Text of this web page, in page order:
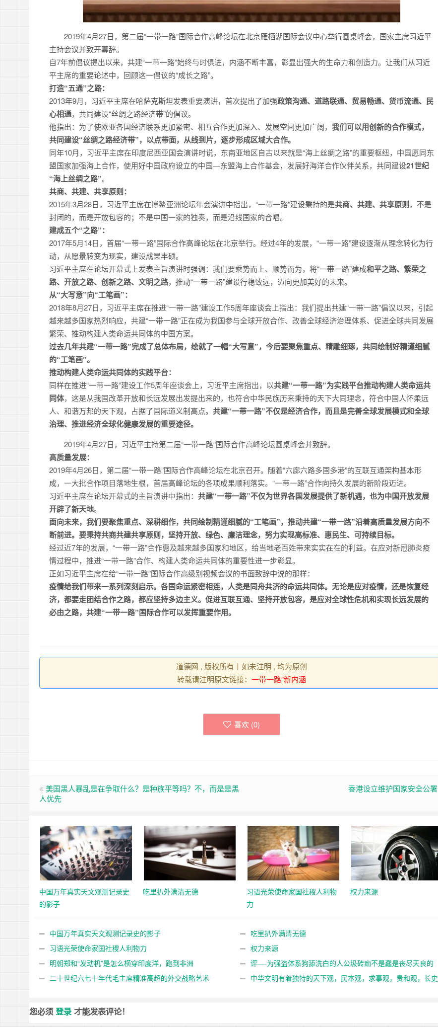
2019年4月27日，第二届“一带一路”国际合作高峰论坛在北京雁栖湖国际会议中心举行圆桌峰会，国家主席习近平
主持会议并致开幕辞。
自7年前倡议提出以来，共建“一带一路”始终与时俱进，内涵不断丰富，彰显出强大的生命力和创造力。让我们从习近
平主席的重要论述中，回顾这一倡议的“成长之路”。
打造“五通”之路：
2013年9月，习近平主席在哈萨克斯坦发表重要演讲，首次提出了加强政策沟通、道路联通、贸易畅通、货币流通、民
心相通，共同建设“丝绸之路经济带”的倡议。
他指出：为了使欧亚各国经济联系更加紧密、相互合作更加深入、发展空间更加广阔， 我们可以用创新的合作模式，
共同建设“丝绸之路经济带”，以点带面，从线到片，逐步形成区域大合作。
同年10月，习近平主席在印度尼西亚国会演讲时说，东南亚地区自古以来就是“海上丝绸之路”的重要枢纽，中国愿同东
盟国家加强海上合作，使用好中国政府设立的中国—东盟海上合作基金，发展好海洋合作伙伴关系，共同建设21世纪
“海上丝绸之路”。
共商、共建、共享原则：
2015年3月28日，习近平主席在博鳌亚洲论坛年会演讲中指出，“一带一路”建设秉持的是共商、共建、共享原则，不是
封闭的，而是开放包容的；不是中国一家的独奏，而是沿线国家的合唱。
建成五个“之路”：
2017年5月14日，首届“一带一路”国际合作高峰论坛在北京举行。经过4年的发展，“一带一路”建设逐渐从理念转化为行
动，从愿景转变为现实，建设成果丰硕。
习近平主席在论坛开幕式上发表主旨演讲时强调：我们要乘势而上、顺势而为，将“一带一路”建成和平之路、繁荣之
路、开放之路、创新之路、文明之路，推动“一带一路”建设行稳致远，迈向更加美好的未来。
从“大写意”向“工笔画”：
2018年8月27日，习近平主席在推进“一带一路”建设工作5周年座谈会上指出：我们提出共建“一带一路”倡议以来，引起
越来越多国家热烈响应，共建“一带一路”正在成为我国参与全球开放合作、改善全球经济治理体系、促进全球共同发展
繁荣、推动构建人类命运共同体的中国方案。
过去几年共建“一带一路”完成了总体布局，绘就了一幅“大写意”，今后要聚焦重点、精雕细琢，共同绘制好精谨细腻
的“工笔画”。
推动构建人类命运共同体的实践平台：
同样在推进“一带一路”建设工作5周年座谈会上，习近平主席指出，以共建“一带一路”为实践平台推动构建人类命运共
同体，这是从我国改革开放和长远发展出发提出来的，也符合中华民族历来秉持的天下大同理念，符合中国人怀柔远
人、和谐万邦的天下观，占据了国际道义制高点。 共建“一带一路”不仅是经济合作，而且是完善全球发展模式和全球
治理、推进经济全球化健康发展的重要途径。
2019年4月27日，习近平主持第二届“一带一路”国际合作高峰论坛圆桌峰会并致辞。
高质量发展：
2019年4月26日，第二届“一带一路”国际合作高峰论坛在北京召开。随着“六廊六路多国多港”的互联互通架构基本形
成，一大批合作项目落地生根，首届高峰论坛的各项成果顺利落实。“一带一路”合作向持久发展的新阶段迈进。
习近平主席在论坛开幕式的主旨演讲中指出： 共建“一带一路”不仅为世界各国发展提供了新机遇，也为中国开放发展
开辟了新天地。
面向未来，我们要聚焦重点、深耕细作，共同绘制精谨细腻的“工笔画”，推动共建“一带一路”沿着高质量发展方向不
断前进。要秉持共商共建共享原则，坚持开放、绿色、廉洁理念，努力实现高标准、惠民生、可持续目标。
经过近7年的发展，“一带一路”合作惠及越来越多国家和地区，给当地老百姓带来实实在在的利益。在应对新冠肺炎疫
情过程中，推进“一带一路”合作、构建人类命运共同体的重要性进一步彰显。
正如习近平主席在给“一带一路”国际合作高级别视频会议的书面致辞中说的那样：
疫情给我们带来一系列深刻启示。各国命运紧密相连，人类是同舟共济的命运共同体。无论是应对疫情，还是恢复经
济，都要走团结合作之路，都应坚持多边主义。促进互联互通、坚持开放包容，是应对全球性危机和实现长远发展的
必由之路，共建“一带一路”国际合作可以发挥重要作用。
道德网 , 版权所有丨如未注明 , 均为原创
转载请注明原文链接： 一带一路”新内涵
喜欢 (0)
美国黑人暴乱是在争取什么？是种族平等吗？不，而是是黑
人优先
香港设立维护国家安全公署
中国万年真实天文观测记录史
的影子
吃里扒外满清无德
习语光荣使命家国社稷人利物
力
权力来源
中国万年真实天文观测记录史的影子
吃里扒外满清无德
习语光荣使命家国社稷人利物力
权力来源
明朝郑和“发动机”是怎么横穿印度洋，跑到非洲
评—-为强盗体系狗舔洗白的人公圾砖痂不是蠢是丧尽天良的
坏
二十世纪六七十年代毛主席精准高超的外交战略艺术
中华文明有着独特的天下观，民本观，求事观，贵和观，长史
您必须 登录才能发表评论！